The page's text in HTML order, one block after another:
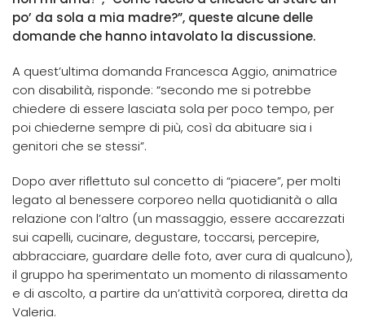
po’ da sola a mia madre?”, queste alcune delle
domande che hanno intavolato la discussione.
A quest’ultima domanda Francesca Aggio, animatrice
con disabilità, risponde: “secondo me si potrebbe
chiedere di essere lasciata sola per poco tempo, per
poi chiederne sempre di più, così da abituare sia i
genitori che se stessi”.
Dopo aver riflettuto sul concetto di “piacere”, per molti
legato al benessere corporeo nella quotidianità o alla
relazione con l’altro (un massaggio, essere accarezzati
sui capelli, cucinare, degustare, toccarsi, percepire,
abbracciare, guardare delle foto, aver cura di qualcuno),
il gruppo ha sperimentato un momento di rilassamento
e di ascolto, a partire da un’attività corporea, diretta da
Valeria.